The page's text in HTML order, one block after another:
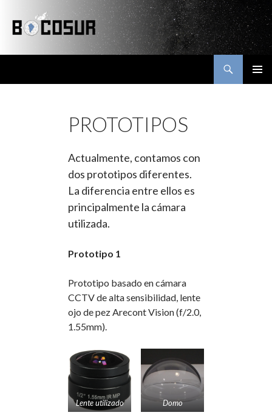
PROTOTIPOS
Actualmente, contamos con
dos prototipos diferentes.
La diferencia entre ellos es
principalmente la cámara
utilizada.
Prototipo 1
Prototipo basado en cámara
CCTV de alta sensibilidad, lente
ojo de pez Arecont Vision (f/2.0,
1.55mm).
Lente utilizado Domo